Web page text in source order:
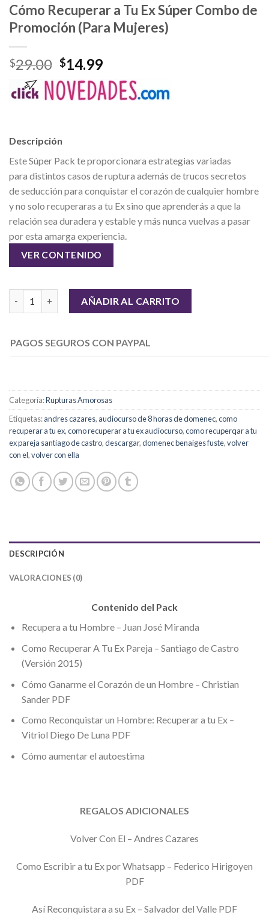
Cómo Recuperar a Tu Ex Súper Combo de
Promoción (Para Mujeres)
$29.00 El
precio
original
$14.99El
precio
actual
Descripción
Este Súper Pack te proporcionara estrategias variadas
para distintos casos de ruptura además de trucos secretos
de seducción para conquistar el corazón de cualquier hombre
y no solo recuperaras a tu Ex sino que aprenderás a que la
relación sea duradera y estable y más nunca vuelvas a pasar
por esta amarga experiencia.
VER CONTENIDO
Cómo Recuperar a Tu Ex Súper Combo de Promoción (Para
AÑADIR AL CARRITO
PAGOS SEGUROS CON PAYPAL
Categoría:Rupturas Amorosas
Etiquetas:andres cazares, audiocurso de 8 horas de domenec,como
recuperar a tu ex,como recuperar a tu ex audiocurso,como recuperqar a tu
ex pareja santiago de castro,descargar,domenec benaiges fuste,volver
con el,volver con ella
DESCRIPCIÓN
VALORACIONES (0)
Contenido del Pack
Recupera a tu Hombre – Juan José Miranda
Como Recuperar A Tu Ex Pareja – Santiago de Castro
(Versión 2015)
Cómo Ganarme el Corazón de un Hombre – Christian
Sander PDF
Como Reconquistar un Hombre: Recuperar a tu Ex –
Vitriol Diego De Luna PDF
Cómo aumentar el autoestima
REGALOS ADICIONALES
Volver Con El – Andres Cazares
Como Escribir a tu Ex por Whatsapp – Federico Hirigoyen
PDF
Así Reconquistara a su Ex – Salvador del Valle PDF